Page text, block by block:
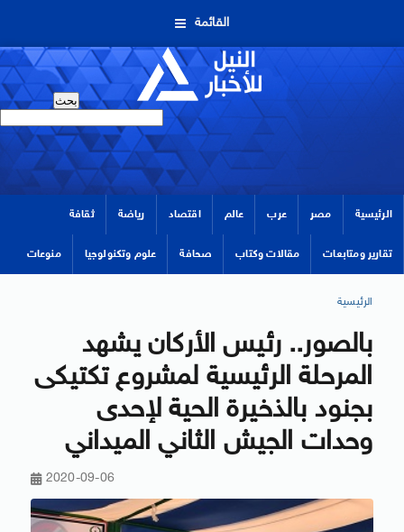
القائمة
الرئيسية مصر عرب عالم اقتصاد رياضة ثقافة
تقارير ومتابعات مقالات وكتاب صحافة علوم وتكنولوجيا منوعات
الرئيسية
بالصور.. رئيس الأركان يشهد
المرحلة الرئيسية لمشروع تكتيكى
بجنود بالذخيرة الحية لإحدى
وحدات الجيش الثاني الميداني
2020-09-06